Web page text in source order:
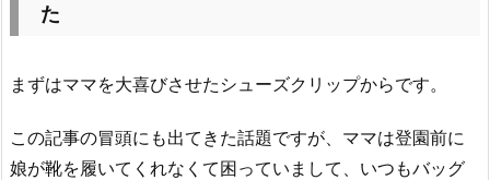
た
まずはママを大喜びさせたシューズクリップからです。
この記事の冒頭にも出てきた話題ですが、ママは登園前に
娘が靴を履いてくれなくて困っていまして、いつもバッグ